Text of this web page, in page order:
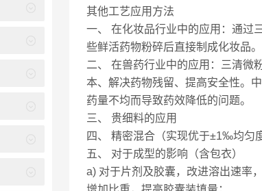
其他工艺应用方法
一、 在化妆品行业中的应用：通过
些鲜活药物粉碎后直接制成化妆品。
二、 在兽药行业中的应用：三清微
本、解决药物残留、提高安全性。
药量不均而导致药效降低的问题。
三、 贵细料的应用
四、 精密混合（实现优于±1‰均匀
五、 对于成型的影响（含包衣）
a) 对于片剂及胶囊，改进溶出速率